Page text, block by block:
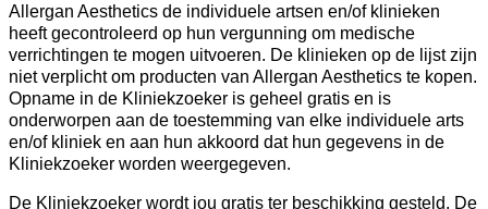
Allergan Aesthetics de individuele artsen en/of klinieken
heeft gecontroleerd op hun vergunning om medische
verrichtingen te mogen uitvoeren. De klinieken op de lijst zijn
niet verplicht om producten van Allergan Aesthetics te kopen.
Opname in de Kliniekzoeker is geheel gratis en is
onderworpen aan de toestemming van elke individuele arts
en/of kliniek en aan hun akkoord dat hun gegevens in de
Kliniekzoeker worden weergegeven.
De Kliniekzoeker wordt jou gratis ter beschikking gesteld. De